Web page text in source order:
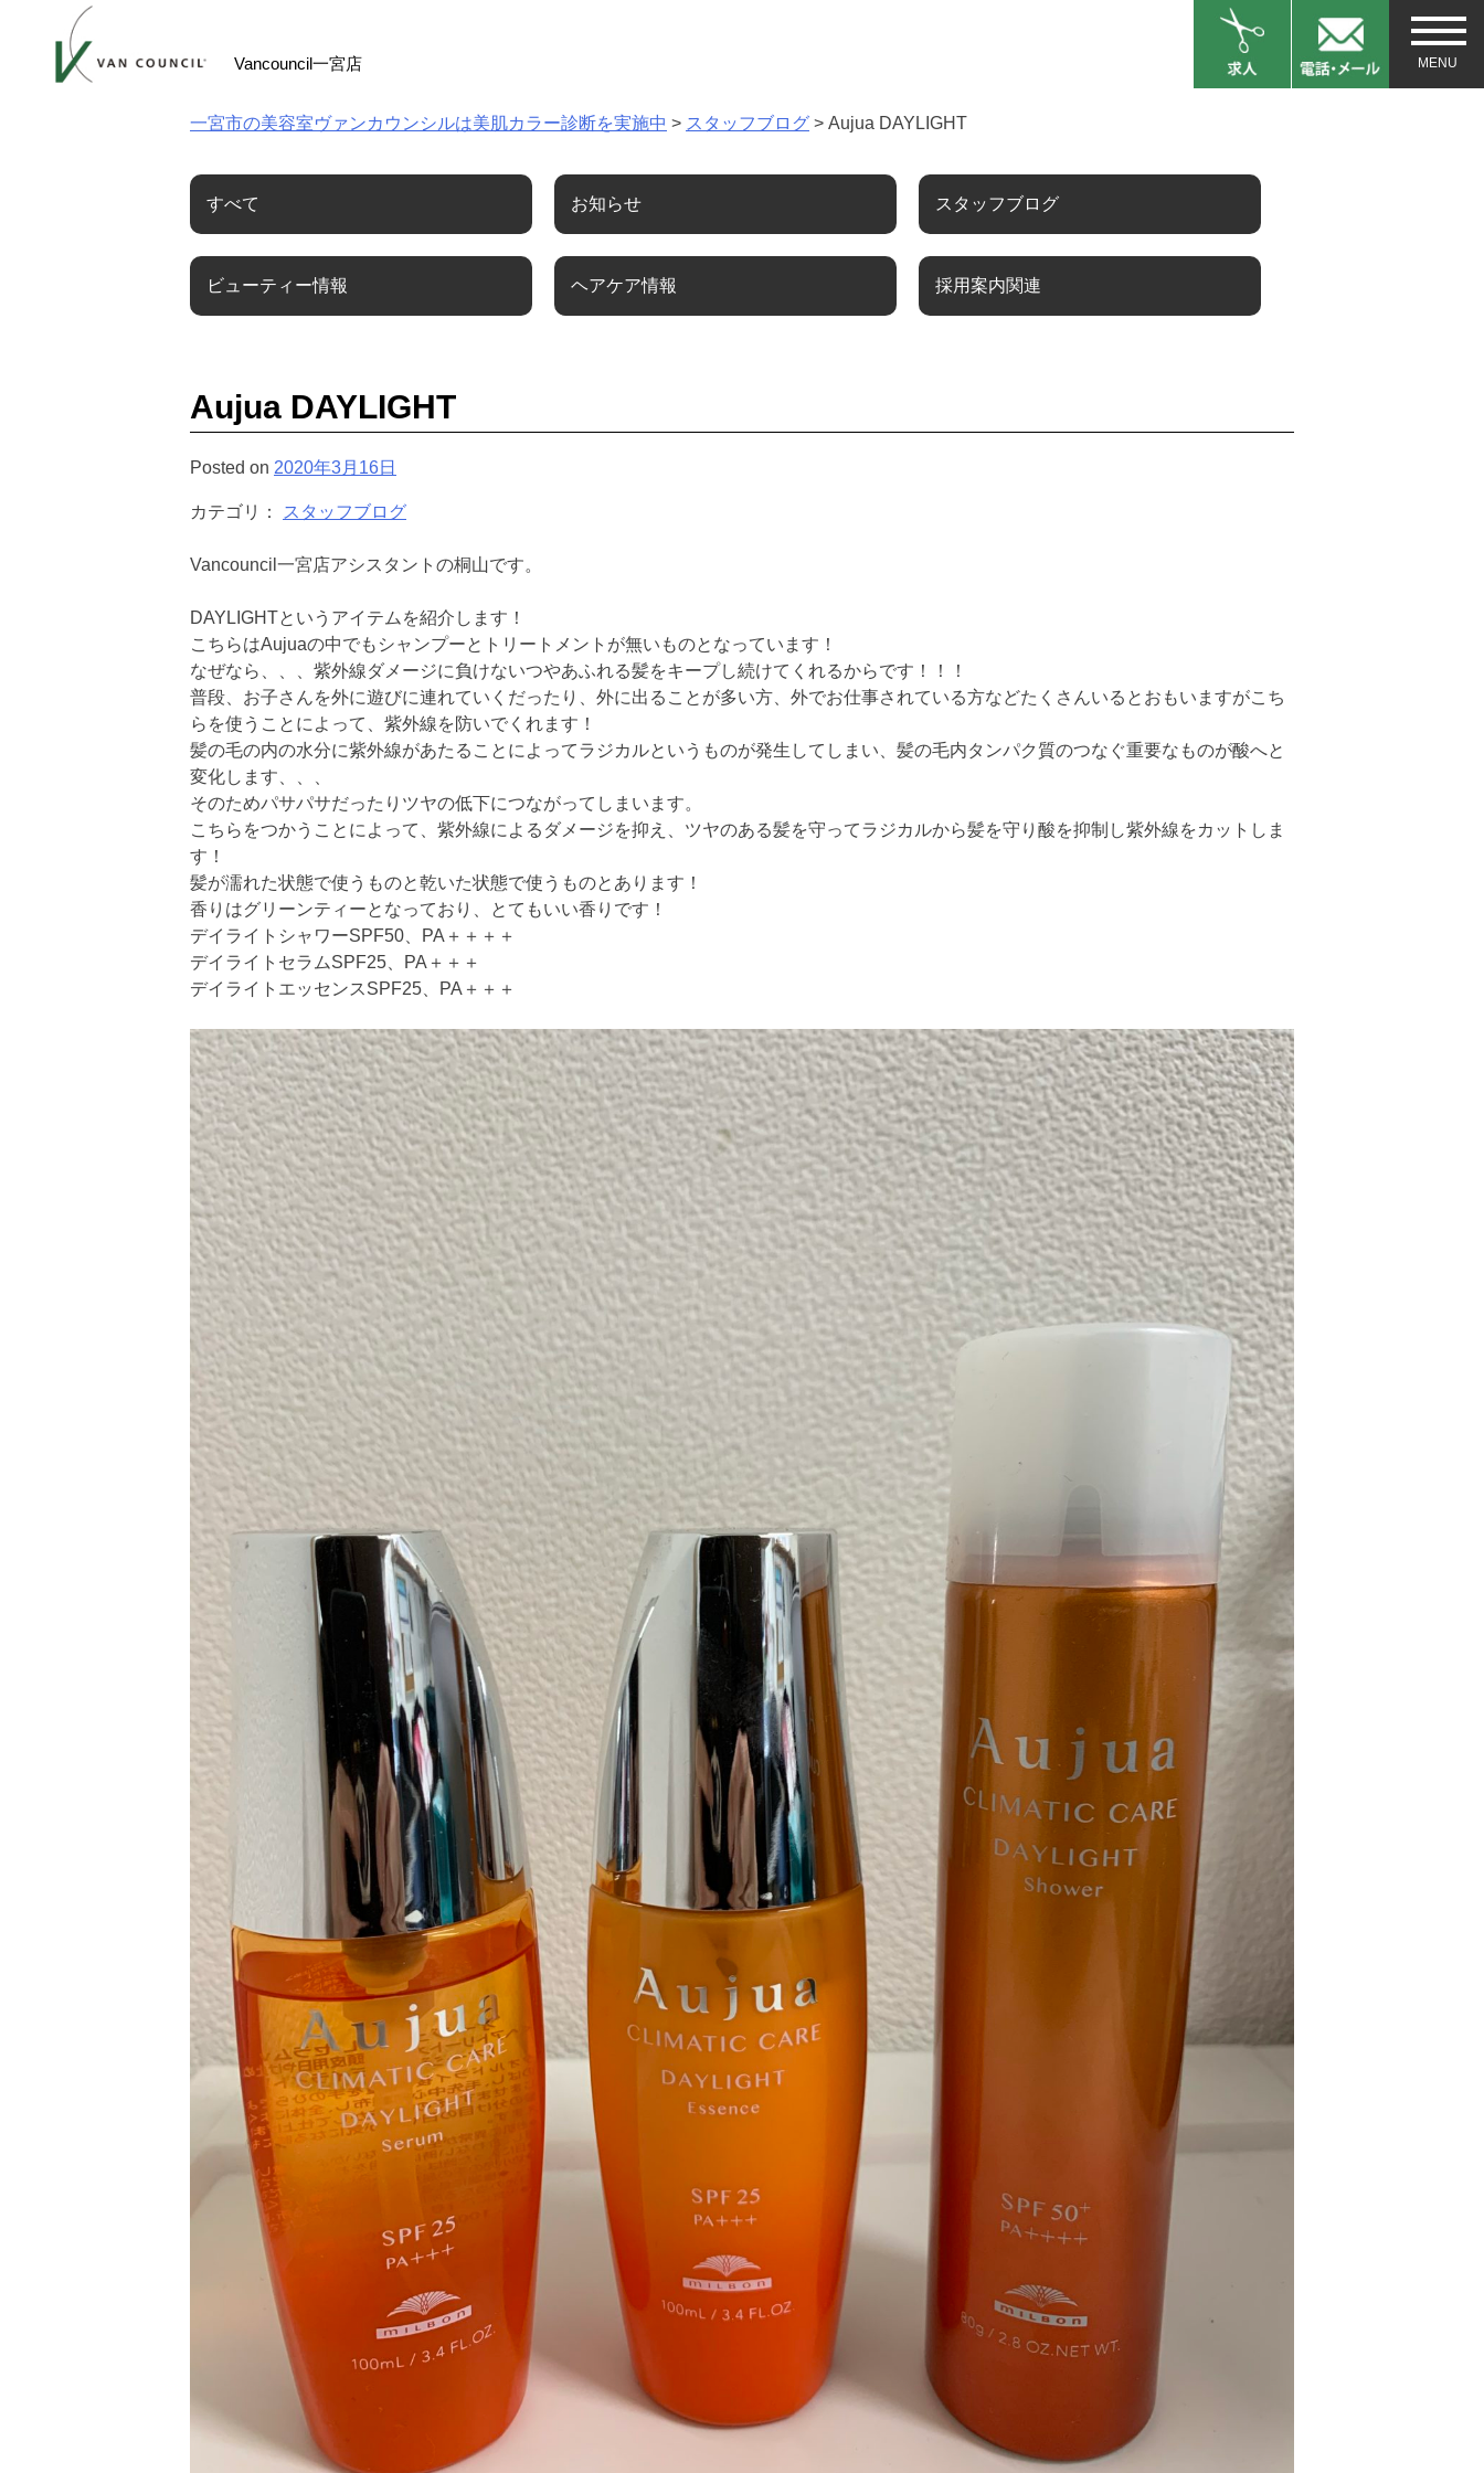
Vancouncil一宮店
一宮市の美容室ヴァンカウンシルは美肌カラー診断を実施中 > スタッフブログ > Aujua DAYLIGHT
すべて お知らせ スタッフブログ
ビューティー情報 ヘアケア情報 採用案内関連
Aujua DAYLIGHT
Posted on 2020年3月16日
カテゴリ： スタッフブログ
Vancouncil一宮店アシスタントの桐山です。
DAYLIGHTというアイテムを紹介します！
こちらはAujuaの中でもシャンプーとトリートメントが無いものとなっています！
なぜなら、、、紫外線ダメージに負けないつやあふれる髪をキープし続けてくれるからです！！！
普段、お子さんを外に遊びに連れていくだったり、外に出ることが多い方、外でお仕事されている方などたくさんいるとおもいますがこち
らを使うことによって、紫外線を防いでくれます！
髪の毛の内の水分に紫外線があたることによってラジカルというものが発生してしまい、髪の毛内タンパク質のつなぐ重要なものが酸へと
変化します、、、
そのためパサパサだったりツヤの低下につながってしまいます。
こちらをつかうことによって、紫外線によるダメージを抑え、ツヤのある髪を守ってラジカルから髪を守り酸を抑制し紫外線をカットしま
す！
髪が濡れた状態で使うものと乾いた状態で使うものとあります！
香りはグリーンティーとなっており、とてもいい香りです！
デイライトシャワーSPF50、PA＋＋＋＋
デイライトセラムSPF25、PA＋＋＋
デイライトエッセンスSPF25、PA＋＋＋